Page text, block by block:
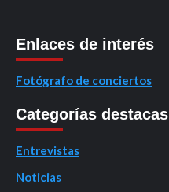
Enlaces de interés
Fotógrafo de conciertos
Categorías destacas
Entrevistas
Noticias